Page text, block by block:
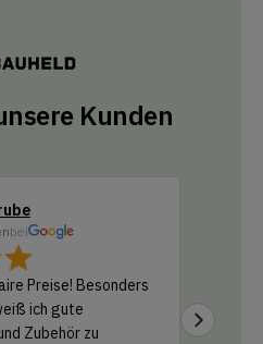
Kunden
bei
Preise! Besonders
ich gute
Zubehör zu